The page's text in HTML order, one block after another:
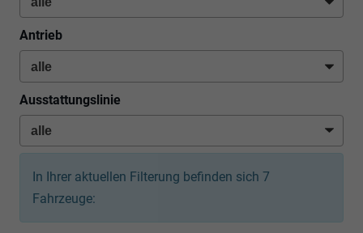
Antrieb
Ausstattungslinie
In Ihrer aktuellen Filterung befinden sich 7
Fahrzeuge: